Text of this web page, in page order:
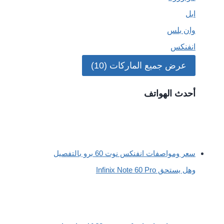
ابل
وان بلس
انفنكس
عرض جميع الماركات (10)
أحدث الهواتف
سعر ومواصفات انفنكس نوت 60 برو بالتفصيل
وهل يستحق Infinix Note 60 Pro